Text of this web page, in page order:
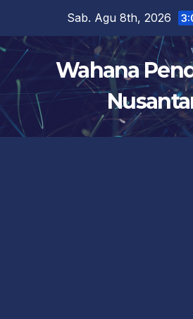
content
Sab. Agu 8th, 2026
Wahana